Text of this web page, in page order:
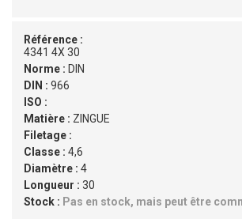
Référence :
4341 4X 30
Norme : DIN
DIN : 966
ISO :
Matière : ZINGUE
Filetage :
Classe : 4,6
Diamètre : 4
Longueur : 30
Stock : Pas en stock, mais peut être